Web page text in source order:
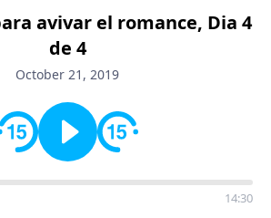
avivar el romance, Dia 4
de 4
October 21, 2019
14:30